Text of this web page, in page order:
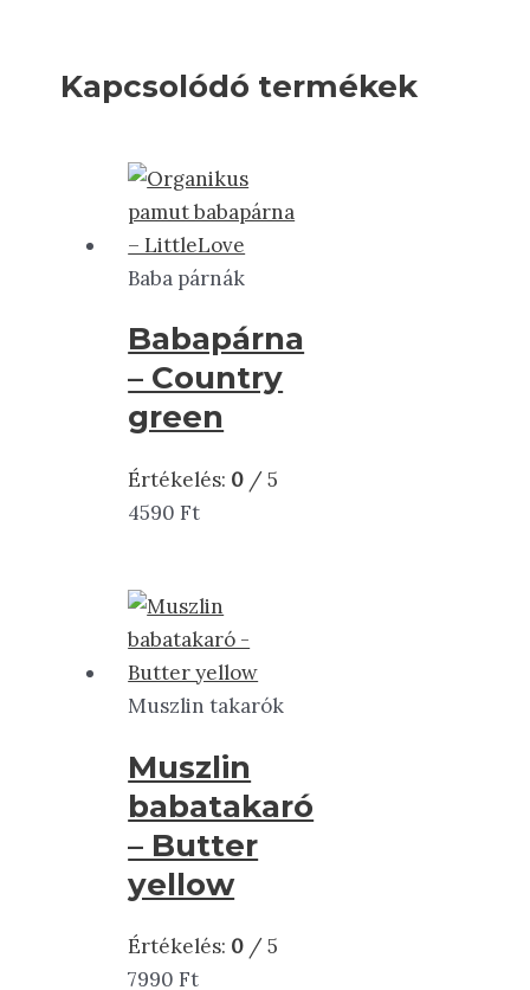
Kapcsolódó termékek
Baba párnák
Babapárna
– Country
green
Értékelés: 0 / 5
4590Ft
Muszlin takarók
Muszlin
babatakaró
– Butter
yellow
Értékelés: 0 / 5
7990Ft